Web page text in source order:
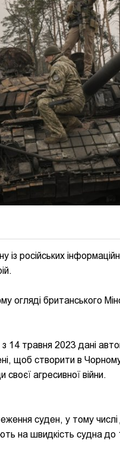
із російських
огляді британського
14 травня 2023 дані
щоб створити в
агресивної війни.
суден, у тому
на швидкість судна